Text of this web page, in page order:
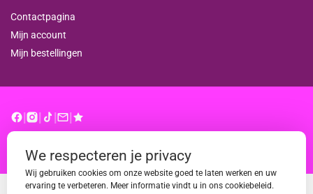
Contactpagina
Mijn account
Mijn bestellingen
We respecteren je privacy
Wij gebruiken cookies om onze website goed te laten werken en uw
ervaring te verbeteren. Meer informatie vindt u in ons cookiebeleid.